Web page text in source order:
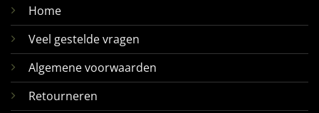
Home
Veel gestelde vragen
Algemene voorwaarden
Retourneren